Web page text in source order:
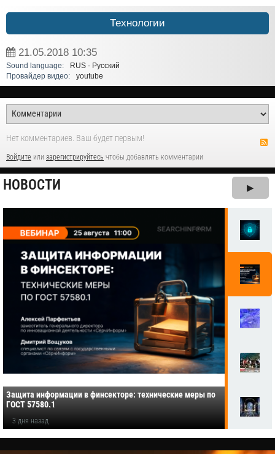
Технологии
21.05.2018 10:35
Sound language:
RUS - Русский
Провайдер видео:
youtube
Нет комментариев. Ваш будет первым!
Войдите или зарегистрируйтесь чтобы добавлять комментарии
НОВОСТИ ▶
Защита информации в финсекторе: технические меры по
ГОСТ 57580.1
3 дня назад